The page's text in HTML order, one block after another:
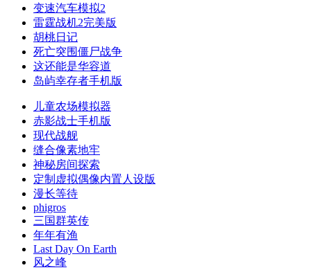
变速汽车模拟2
雷霆战机2完美版
胡桃日记
死亡突围僵尸战争
这还能是华容道
岛屿幸存者手机版
儿童农场模拟器
赤影战士手机版
现代战舰
缝合像素地牢
神秘房间探索
定制虚拟偶像内置人设版
漫长等待
phigros
三国群英传
年年有渔
Last Day On Earth
风之峰